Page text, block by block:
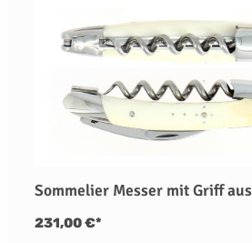
Sommelier Messer mit Griff
231,00 €*